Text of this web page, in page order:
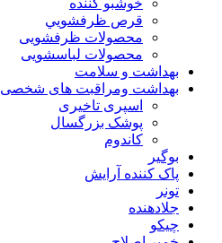
خوشبو کننده
قرص ظرفشويي
محصولات ظرفشویی
محصولات لباسشویی
بهداشت و سلامت
بهداشت ومراقبت های شخصی
اسپری تاخیری
پوشک بزرگسال
کاندوم
بوگیر
پاک کننده آرایش
تونر
جلادهنده
چیکو